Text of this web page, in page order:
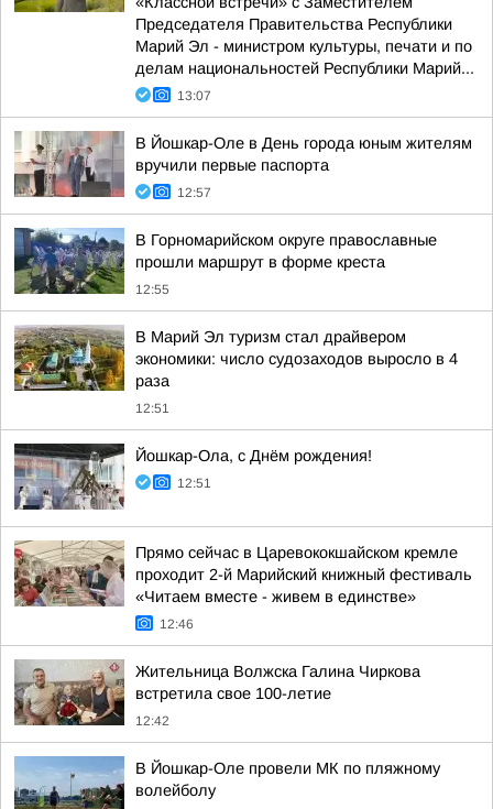
Председателя Правительства Республики
Марий Эл - министром культуры, печати и по
делам национальностей Республики Марий...
13:07
В Йошкар-Оле в День города юным жителям
вручили первые паспорта
12:57
В Горномарийском округе православные
прошли маршрут в форме креста
12:55
В Марий Эл туризм стал драйвером
экономики: число судозаходов выросло в 4
раза
12:51
Йошкар-Ола, с Днём рождения!
12:51
Прямо сейчас в Царевококшайском кремле
проходит 2-й Марийский книжный фестиваль
«Читаем вместе - живем в единстве»
12:46
Жительница Волжска Галина Чиркова
встретила свое 100-летие
12:42
В Йошкар-Оле провели МК по пляжному
волейболу